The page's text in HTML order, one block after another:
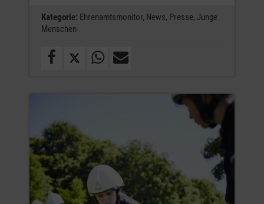
Kategorie: Ehrenamtsmonitor, News, Presse, Junge
Menschen